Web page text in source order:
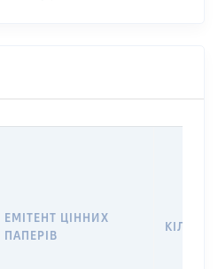
ЕМІТЕНТ ЦІННИХ
ПАПЕРІВ